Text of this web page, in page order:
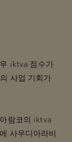
iktva 점수가
사업 기회가
람코의 iktva
사우디아라비